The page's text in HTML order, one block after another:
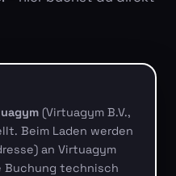
(Virtuagym B.V.,
Beim Laden werden
an Virtuagym
Buchung technisch